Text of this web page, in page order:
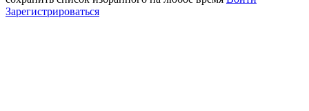
Зарегистрироваться